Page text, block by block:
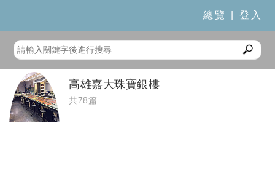
總覽 登入
高雄嘉大珠寶銀樓
共78篇